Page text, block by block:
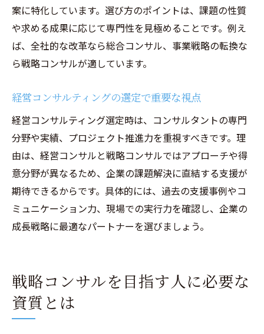
案に特化しています。選び方のポイントは、課題の性質
や求める成果に応じて専門性を見極めることです。例え
ば、全社的な改革なら総合コンサル、事業戦略の転換な
ら戦略コンサルが適しています。
経営コンサルティングの選定で重要な視点
経営コンサルティング選定時は、コンサルタントの専門
分野や実績、プロジェクト推進力を重視すべきです。理
由は、経営コンサルと戦略コンサルではアプローチや得
意分野が異なるため、企業の課題解決に直結する支援が
期待できるからです。具体的には、過去の支援事例やコ
ミュニケーション力、現場での実行力を確認し、企業の
成長戦略に最適なパートナーを選びましょう。
戦略コンサルを目指す人に必要な
資質とは